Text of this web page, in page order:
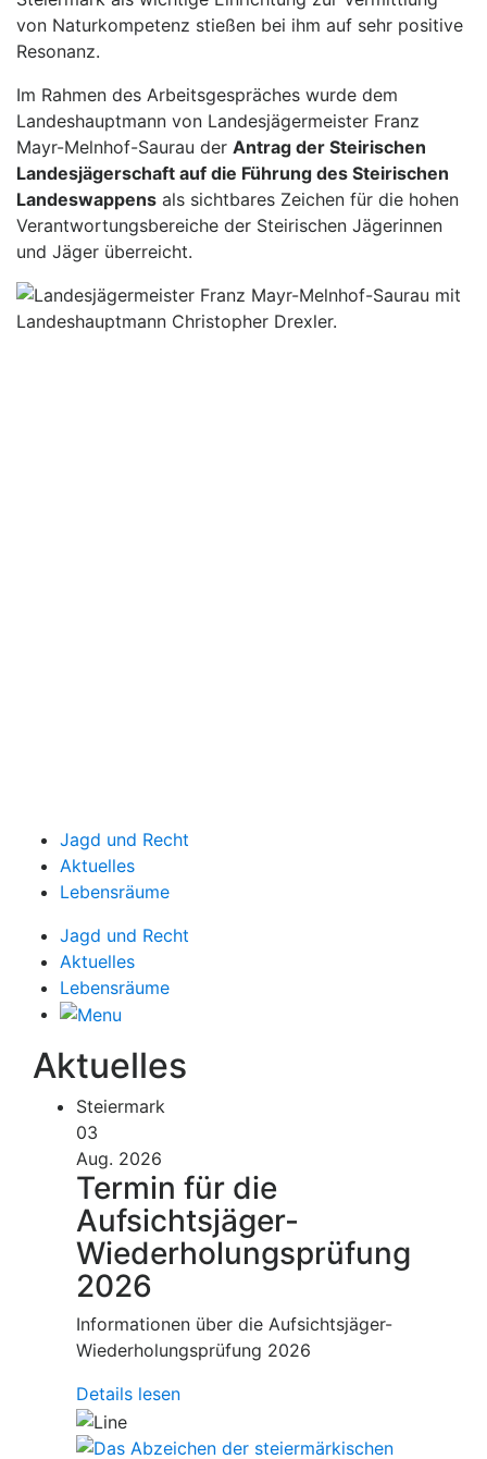
von Naturkompetenz stießen bei ihm auf sehr positive
Resonanz.
Im Rahmen des Arbeitsgespräches wurde dem
Landeshauptmann von Landesjägermeister Franz
Mayr-Melnhof-Saurau der Antrag der Steirischen
Landesjägerschaft auf die Führung des Steirischen
Landeswappens als sichtbares Zeichen für die hohen
Verantwortungsbereiche der Steirischen Jägerinnen
und Jäger überreicht.
Jagd und Recht
Aktuelles
Lebensräume
Jagd und Recht
Aktuelles
Lebensräume
Aktuelles
Steiermark
03
Aug. 2026
Termin für die
Aufsichtsjäger-
Wiederholungsprüfung
2026
Informationen über die Aufsichtsjäger-
Wiederholungsprüfung 2026
Details lesen